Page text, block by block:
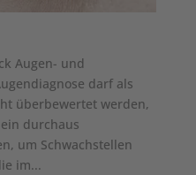
Augen- und
darf als
überbewertet werden,
durchaus
um Schwachstellen
im...